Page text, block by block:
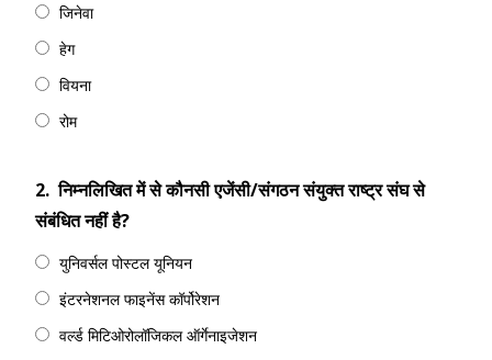
जिनेवा
हेग
वियना
रोम
2. निम्नलिखित में से कौनसी एजेंसी/संगठन संयुक्त राष्ट्र संघ से
संबंधित नहीं है?
युनिवर्सल पोस्टल यूनियन
इंटरनेशनल फाइनेंस कॉर्पोरेशन
वर्ल्ड मिटिओरोलॉजिकल ऑर्गेनाइजेशन